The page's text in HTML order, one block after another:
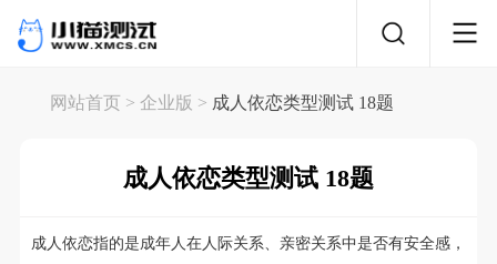
网站首页 > 企业版 > 成人依恋类型测试 18题
成人依恋类型测试 18题
成人依恋指的是成年人在人际关系、亲密关系中是否有安全感，